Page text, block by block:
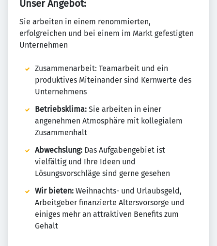
Unser Angebot:
Sie arbeiten in einem renommierten,
erfolgreichen und bei einem im Markt gefestigten
Unternehmen
Zusammenarbeit: Teamarbeit und ein
produktives Miteinander sind Kernwerte des
Unternehmens
Betriebsklima: Sie arbeiten in einer
angenehmen Atmosphäre mit kollegialem
Zusammenhalt
Abwechslung: Das Aufgabengebiet ist
vielfältig und Ihre Ideen und
Lösungsvorschläge sind gerne gesehen
Wir bieten: Weihnachts- und Urlaubsgeld,
Arbeitgeber finanzierte Altersvorsorge und
einiges mehr an attraktiven Benefits zum
Gehalt